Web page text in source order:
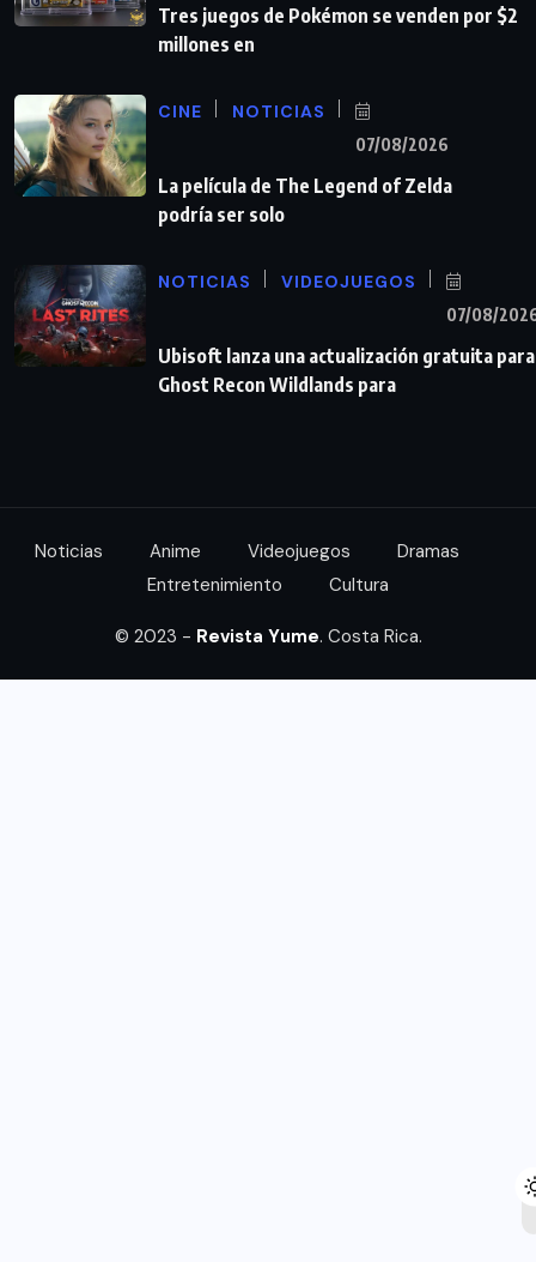
Tres juegos de Pokémon se venden por $2
millones en
CINE NOTICIAS
07/08/2026
La película de The Legend of Zelda
podría ser solo
NOTICIAS VIDEOJUEGOS
07/08/
Ubisoft lanza una actualización gratuita para
Ghost Recon Wildlands para
Noticias Anime Videojuegos
Dramas
Entretenimiento
Cultura
© 2023 - Revista Yume. Costa Rica.